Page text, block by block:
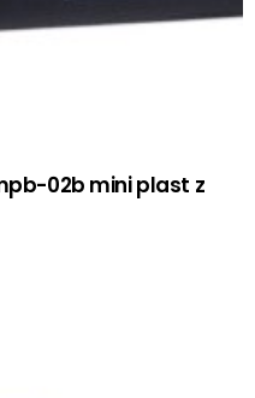
02b mini plast z